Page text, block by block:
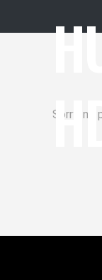
Sorry, no